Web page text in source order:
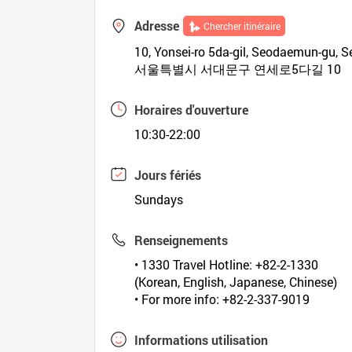
Adresse Chercher itinéraire
10, Yonsei-ro 5da-gil, Seodaemun-gu,
서울특별시 서대문구 연세로5다길 10
Horaires d'ouverture
10:30-22:00
Jours fériés
Sundays
Renseignements
• 1330 Travel Hotline: +82-2-1330
(Korean, English, Japanese, Chinese)
• For more info: +82-2-337-9019
Informations utilisation